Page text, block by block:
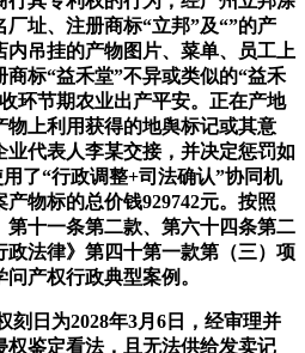
址、注册商标“立邦”及“”的产
吊挂的产物图片、菜单、员工上
标“益禾堂”不异或类似的“益禾
环节期农业出产平安。正在产地
上利用获得的地舆标记或其意
代表人李某交接，并决定惩罚如
了“行政调整+司法确认”协同机
物标的总价钱929742元。按照
第十一条第二款、第六十四条第二
法律》第四十第一款第（三）项
产权行政典型案例。
日为2028年3月6日，经审理并
鉴定看法，且无法供给发卖记